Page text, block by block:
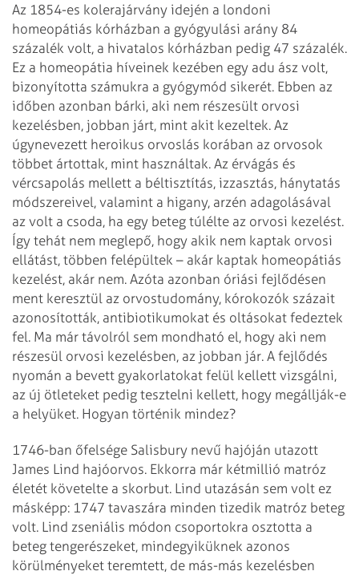
Az 1854-es kolerajárvány idején a londoni
homeopátiás kórházban a gyógyulási arány 84
százalék volt, a hivatalos kórházban pedig 47 százalék.
Ez a homeopátia híveinek kezében egy adu ász volt,
bizonyította számukra a gyógymód sikerét. Ebben az
időben azonban bárki, aki nem részesült orvosi
kezelésben, jobban járt, mint akit kezeltek. Az
úgynevezett heroikus orvoslás korában az orvosok
többet ártottak, mint használtak. Az érvágás és
vércsapolás mellett a béltisztítás, izzasztás, hánytatás
módszereivel, valamint a higany, arzén adagolásával
az volt a csoda, ha egy beteg túlélte az orvosi kezelést.
Így tehát nem meglepő, hogy akik nem kaptak orvosi
ellátást, többen felépültek – akár kaptak homeopátiás
kezelést, akár nem. Azóta azonban óriási fejlődésen
ment keresztül az orvostudomány, kórokozók százait
azonosították, antibiotikumokat és oltásokat fedeztek
fel. Ma már távolról sem mondható el, hogy aki nem
részesül orvosi kezelésben, az jobban jár. A fejlődés
nyomán a bevett gyakorlatokat felül kellett vizsgálni,
az új ötleteket pedig tesztelni kellett, hogy megállják-e
a helyüket. Hogyan történik mindez?
1746-ban őfelsége Salisbury nevű hajóján utazott
James Lind hajóorvos. Ekkorra már kétmillió matróz
életét követelte a skorbut. Lind utazásán sem volt ez
másképp: 1747 tavaszára minden tizedik matróz beteg
volt. Lind zseniális módon csoportokra osztotta a
beteg tengerészeket, mindegyiküknek azonos
körülményeket teremtett, de más-más kezelésben